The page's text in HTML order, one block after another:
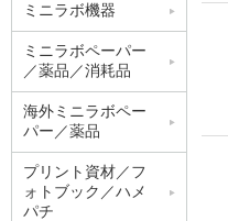
ミニラボ機器
ミニラボペーパー
／薬品／消耗品
海外ミニラボペー
パー／薬品
プリント資材／フ
ォトブック／ハメ
パチ